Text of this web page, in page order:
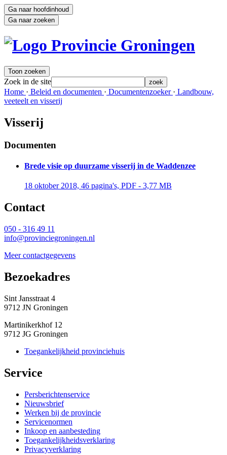
Ga naar hoofdinhoud
Ga naar zoeken
Toon zoeken
Zoek in de site zoek
Home · Beleid en documenten · Documentenzoeker · Landbouw,
veeteelt en visserij
Visserij
Documenten
Brede visie op duurzame visserij in de Waddenzee
18 oktober 2018, 46 pagina's, PDF - 3,77 MB
Contact
050 - 316 49 11
info@provinciegroningen.nl
Meer contactgegevens
Bezoekadres
Sint Jansstraat 4
9712 JN Groningen
Martinikerkhof 12
9712 JG Groningen
Toegankelijkheid provinciehuis
Service
Persberichtenservice
Nieuwsbrief
Werken bij de provincie
Servicenormen
Inkoop en aanbesteding
Toegankelijkheidsverklaring
Privacyverklaring